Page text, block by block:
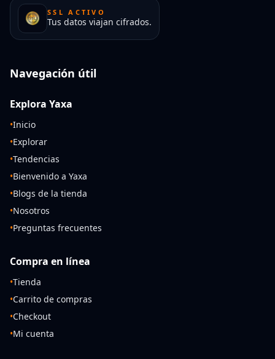
SSL ACTIVO
Tus datos viajan cifrados.
Navegación útil
Explora Yaxa
•Inicio
•Explorar
•Tendencias
•Bienvenido a Yaxa
•Blogs de la tienda
•Nosotros
•Preguntas frecuentes
Compra en línea
•Tienda
•Carrito de compras
•Checkout
•Mi cuenta